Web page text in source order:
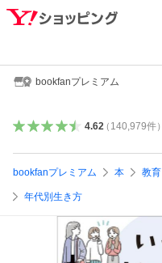
bookfanプレミアム
4.62（ 140,979件）
bookfanプレミアム 本 教
年代別生き方